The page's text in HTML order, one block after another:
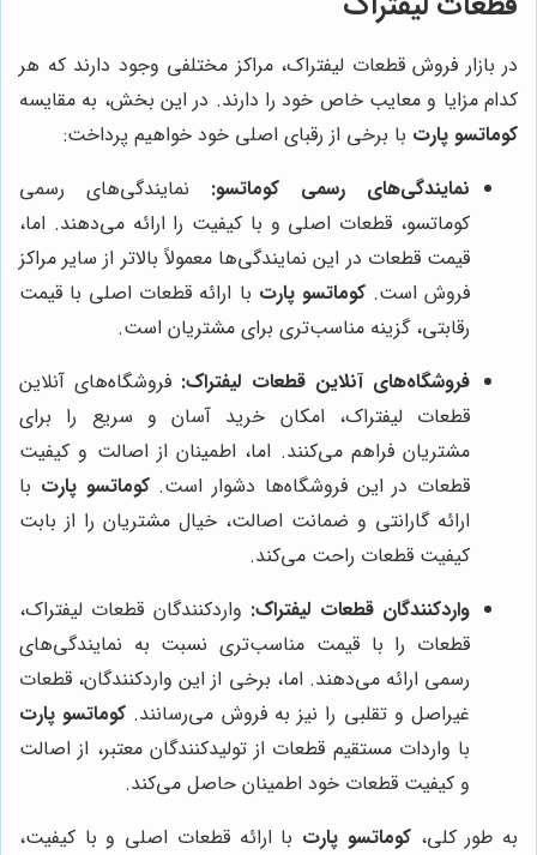
در بازار فروش قطعات لیفتراک، مراکز مختلفی وجود دارند که هر
کدام مزایا و معایب خاص خود را دارند. در این بخش، به مقایسه
کوماتسو پارت با برخی از رقبای اصلی خود خواهیم پرداخت:
نمایندگی‌های رسمی کوماتسو: نمایندگی‌های رسمی
کوماتسو، قطعات اصلی و با کیفیت را ارائه می‌دهند. اما،
قیمت قطعات در این نمایندگی‌ها معمولاً بالاتر از سایر مراکز
فروش است.کوماتسو پارت با ارائه قطعات اصلی با قیمت
رقابتی، گزینه مناسب‌تری برای مشتریان است.
فروشگاه‌های آنلاین قطعات لیفتراک: فروشگاه‌های آنلاین
قطعات لیفتراک، امکان خرید آسان و سریع را برای
مشتریان فراهم می‌کنند. اما، اطمینان از اصالت و کیفیت
قطعات در این فروشگاه‌ها دشوار است.کوماتسو پارت با
ارائه گارانتی و ضمانت اصالت، خیال مشتریان را از بابت
کیفیت قطعات راحت می‌کند.
واردکنندگان قطعات لیفتراک: واردکنندگان قطعات لیفتراک،
قطعات را با قیمت مناسب‌تری نسبت به نمایندگی‌های
رسمی ارائه می‌دهند. اما، برخی از این واردکنندگان، قطعات
غیراصل و تقلبی را نیز به فروش می‌رسانند. کوماتسو پارت
با واردات مستقیم قطعات از تولیدکنندگان معتبر، از اصالت
و کیفیت قطعات خود اطمینان حاصل می‌کند.
به طور کلی،کوماتسو پارت با ارائه قطعات اصلی و با کیفیت،